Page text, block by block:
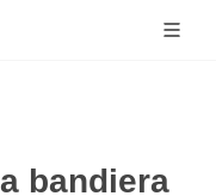
bandiera